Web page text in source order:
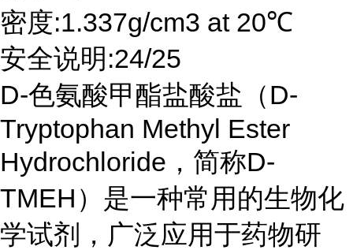
密度:1.337g/cm3 at 20℃
安全说明:24/25
D-色氨酸甲酯盐酸盐（D-
Tryptophan Methyl Ester
Hydrochloride，简称D-
TMEH）是一种常用的生物化
学试剂，广泛应用于药物研